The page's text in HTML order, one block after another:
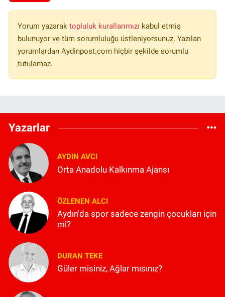
Yorum yazarak topluluk kurallarımızı kabul etmiş
bulunuyor ve tüm sorumluluğu üstleniyorsunuz. Yazılan
yorumlardan Aydinpost.com hiçbir şekilde sorumlu
tutulamaz.
Yazarlar
AYDIN AVCI
Orta Anadolu Kalkınma Ajansı
ÖZLENEN ALCI
Aydın'da spor sadece zengin çocukları için
mi?
DURAN TEKE
Güler misiniz, Ağlar mısınız?